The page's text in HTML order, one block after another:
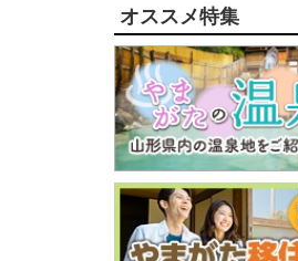
オススメ特集